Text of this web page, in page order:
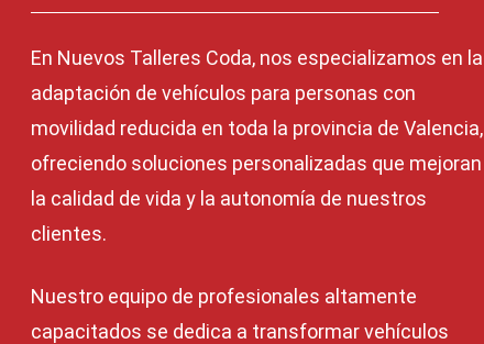
En Nuevos Talleres Coda, nos especializamos en la
adaptación de vehículos para personas con
movilidad reducida en toda la provincia de Valencia,
ofreciendo soluciones personalizadas que mejoran
la calidad de vida y la autonomía de nuestros
clientes.
Nuestro equipo de profesionales altamente
capacitados se dedica a transformar vehículos